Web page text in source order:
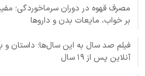
مصرف قهوه در دوران سرماخوردگی؛
بر خواب، مایعات بدن و داروها
فیلم صد سال به این سال‌ها؛ داستان و
آنلاین پس از ۱۹ سال